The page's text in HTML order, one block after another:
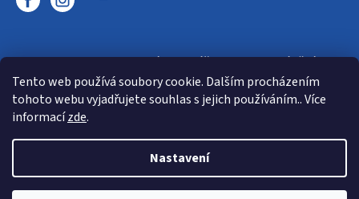
Tento web používá soubory cookie. Dalším procházením
tohoto webu vyjadřujete souhlas s jejich používáním.. Více
informacízde.
Nastavení
DIVETRAVEL - cestovní kancelář - cesty za potápěním
Copyright 2026E-dive. Všechna práva vyhrazena.